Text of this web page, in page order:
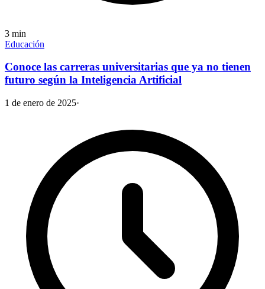
3 min
Educación
Conoce las carreras universitarias que ya no tienen
futuro según la Inteligencia Artificial
1 de enero de 2025·